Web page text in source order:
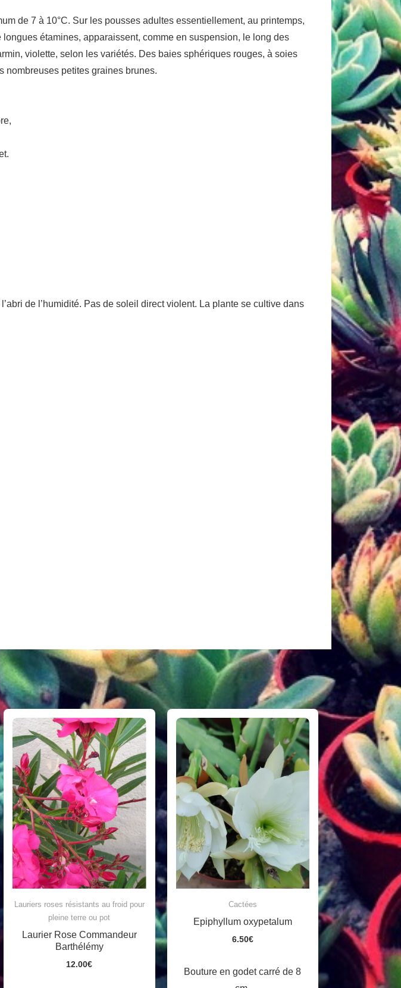
de 7 à 10°C. Sur les pousses adultes essentiellement, au printemps,
étamines, apparaissent, comme en suspension, le long des
violette, selon les variétés. Des baies sphériques rouges, à soies
nombreuses petites graines brunes.
de l’humidité. Pas de soleil direct violent. La plante se cultive dans
Lauriers roses résistants au froid pour
pleine terre ou pot
Laurier Rose Commandeur
Barthélémy
12.00€
Cactées
Epiphyllum oxypetalum
6.50€
Bouture en godet carré de 8